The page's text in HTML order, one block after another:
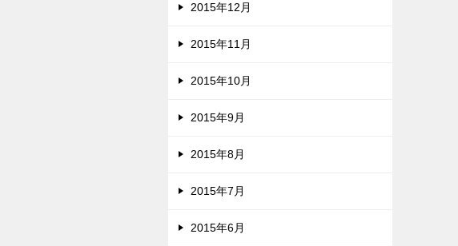
2015年12月
2015年11月
2015年10月
2015年9月
2015年8月
2015年7月
2015年6月